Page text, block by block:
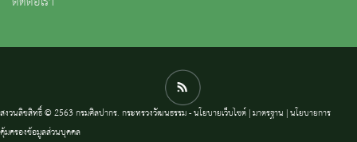
สงวนลิขสิทธิ์ © 2563 กรมศิลปากร. กระทรวงวัฒนธรรม -นโยบายเว็บไซต์|มาตรฐาน |นโยบายการ
คุ้มครองข้อมูลส่วนบุคคล